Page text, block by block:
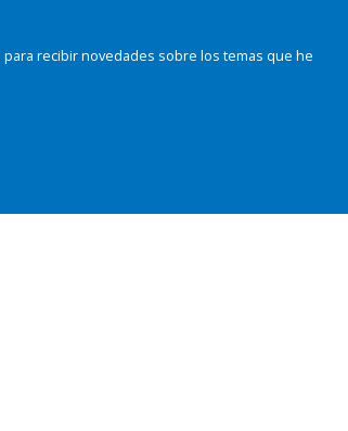
recibir novedades sobre los temas que he